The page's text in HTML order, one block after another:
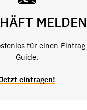
MELDEN
für einen
Guide.
eintragen!